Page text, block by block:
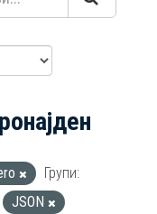
Групи:
JSON